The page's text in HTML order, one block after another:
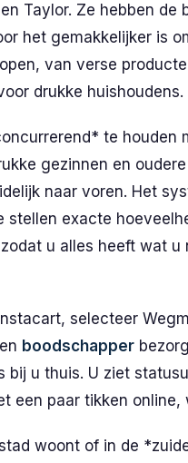
Taylor. Ze hebben de
het gemakkelijker is
van verse
drukke huishoudens.
te houden
gezinnen en
naar voren. Het
stellen exacte
u alles heeft wat
selecteer
boodschapper
bij u thuis. U ziet
een paar tikken
woont of in de